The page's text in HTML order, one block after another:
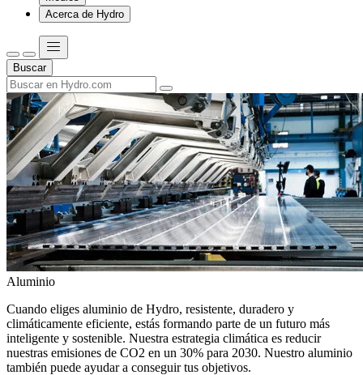
Acerca de Hydro
Buscar
Aluminio
Cuando eliges aluminio de Hydro, resistente, duradero y
climáticamente eficiente, estás formando parte de un futuro más
inteligente y sostenible. Nuestra estrategia climática es reducir
nuestras emisiones de CO2 en un 30% para 2030. Nuestro aluminio
también puede ayudar a conseguir tus objetivos.